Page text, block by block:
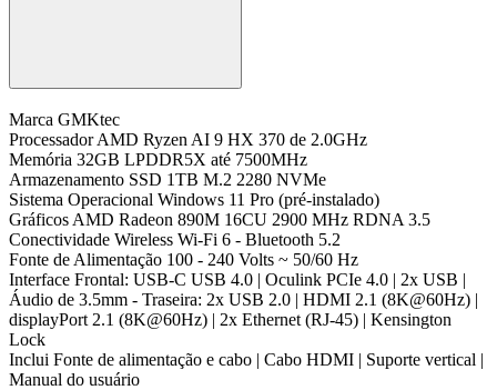
Marca GMKtec
Processador AMD Ryzen AI 9 HX 370 de 2.0GHz
Memória 32GB LPDDR5X até 7500MHz
Armazenamento SSD 1TB M.2 2280 NVMe
Sistema Operacional Windows 11 Pro (pré-instalado)
Gráficos AMD Radeon 890M 16CU 2900 MHz RDNA 3.5
Conectividade Wireless Wi-Fi 6 - Bluetooth 5.2
Fonte de Alimentação 100 - 240 Volts ~ 50/60 Hz
Interface Frontal: USB-C USB 4.0 | Oculink PCIe 4.0 | 2x USB |
Áudio de 3.5mm - Traseira: 2x USB 2.0 | HDMI 2.1 (8K@60Hz) |
displayPort 2.1 (8K@60Hz) | 2x Ethernet (RJ-45) | Kensington
Lock
Inclui Fonte de alimentação e cabo | Cabo HDMI | Suporte vertical |
Manual do usuário